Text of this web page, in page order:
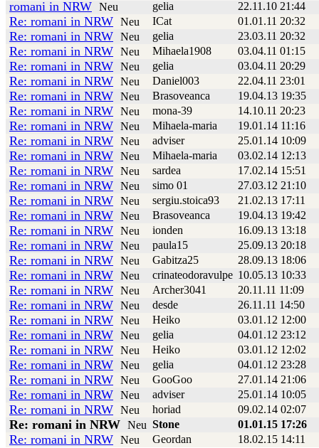
romani in NRW Neu gelia 22.11.10 21:44
Re: romani in NRW Neu ICat 01.01.11 20:32
Re: romani in NRW Neu gelia 23.03.11 20:32
Re: romani in NRW Neu Mihaela1908 03.04.11 01:15
Re: romani in NRW Neu gelia 03.04.11 20:29
Re: romani in NRW Neu Daniel003 22.04.11 23:01
Re: romani in NRW Neu Brasoveanca 19.04.13 19:35
Re: romani in NRW Neu mona-39 14.10.11 20:23
Re: romani in NRW Neu Mihaela-maria 19.01.14 11:16
Re: romani in NRW Neu adviser 25.01.14 10:09
Re: romani in NRW Neu Mihaela-maria 03.02.14 12:13
Re: romani in NRW Neu sardea 17.02.14 15:51
Re: romani in NRW Neu simo 01 27.03.12 21:10
Re: romani in NRW Neu sergiu.stoica93 21.02.13 17:11
Re: romani in NRW Neu Brasoveanca 19.04.13 19:42
Re: romani in NRW Neu ionden 16.09.13 13:18
Re: romani in NRW Neu paula15 25.09.13 20:18
Re: romani in NRW Neu Gabitza25 28.09.13 18:06
Re: romani in NRW Neu crinateodoravulpe 10.05.13 10:33
Re: romani in NRW Neu Archer3041 20.11.11 11:09
Re: romani in NRW Neu desde 26.11.11 14:50
Re: romani in NRW Neu Heiko 03.01.12 12:00
Re: romani in NRW Neu gelia 04.01.12 23:12
Re: romani in NRW Neu Heiko 03.01.12 12:02
Re: romani in NRW Neu gelia 04.01.12 23:28
Re: romani in NRW Neu GooGoo 27.01.14 21:06
Re: romani in NRW Neu adviser 25.01.14 10:05
Re: romani in NRW Neu horiad 09.02.14 02:07
Re: romani in NRW Neu Stone 01.01.15 17:26
Re: romani in NRW Neu Geordan 18.02.15 14:11